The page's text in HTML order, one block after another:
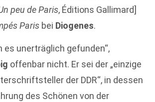
peu de Paris, Éditions Gallimard]
Paris bei Diogenes.
es unerträglich gefunden“,
offenbar nicht. Er sei der „einzige
der DDR“, in dessen
des Schönen von der